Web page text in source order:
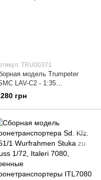
TRU00371
модель Trumpeter
LAV-C2 - 1:35
военные
грн